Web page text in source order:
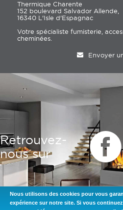
Thermique Charente
152 boulevard Salvador Allende,
16340 L'Isle d'Espagnac
Votre spécialiste fumisterie,
cheminées.
Envoyer
Retrouvez-
nous sur
Nous utilisons des cookies pour vous
expérience sur notre site. Si vous